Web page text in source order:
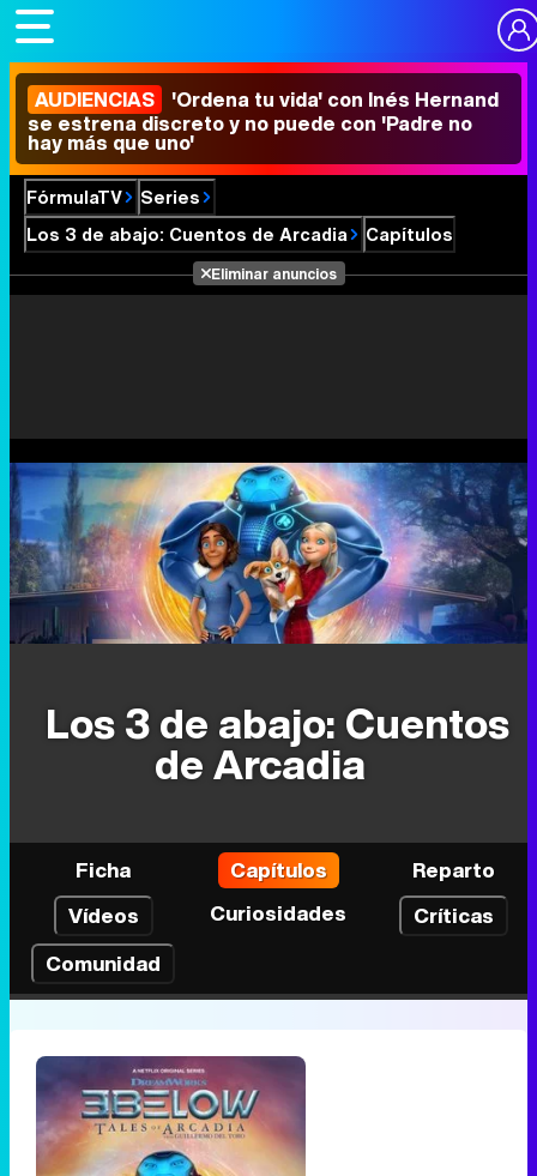
AUDIENCIAS 'Ordena tu vida' con Inés Hernand
se estrena discreto y no puede con 'Padre no
hay más que uno'
FórmulaTV
Series
Los 3 de abajo: Cuentos de Arcadia
Capítulos
Eliminar anuncios
Los 3 de abajo: Cuentos
de Arcadia
Ficha Capítulos
Reparto
Vídeos
Curiosidades
Críticas
Comunidad